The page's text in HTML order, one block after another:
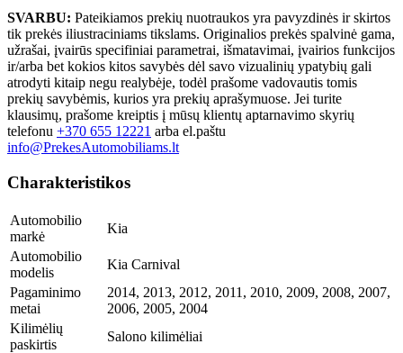
SVARBU: Pateikiamos prekių nuotraukos yra pavyzdinės ir skirtos
tik prekės iliustraciniams tikslams. Originalios prekės spalvinė gama,
užrašai, įvairūs specifiniai parametrai, išmatavimai, įvairios funkcijos
ir/arba bet kokios kitos savybės dėl savo vizualinių ypatybių gali
atrodyti kitaip negu realybėje, todėl prašome vadovautis tomis
prekių savybėmis, kurios yra prekių aprašymuose. Jei turite
klausimų, prašome kreiptis į mūsų klientų aptarnavimo skyrių
telefonu +370 655 12221 arba el.paštu
info@PrekesAutomobiliams.lt
Charakteristikos
Automobilio
markė
Kia
Automobilio
modelis
Kia Carnival
Pagaminimo
metai
2014, 2013, 2012, 2011, 2010, 2009, 2008, 2007,
2006, 2005, 2004
Kilimėlių
paskirtis
Salono kilimėliai